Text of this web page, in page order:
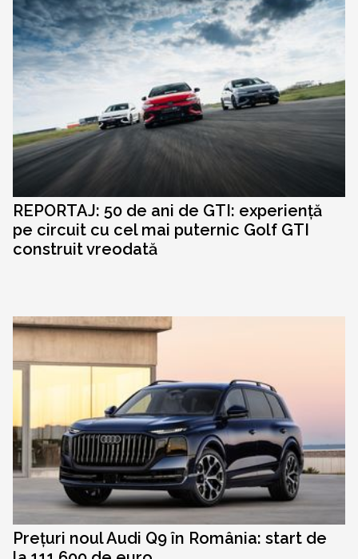
REPORTAJ: 50 de ani de GTI: experiență
pe circuit cu cel mai puternic Golf GTI
construit vreodată
Prețuri noul Audi Q9 în România: start de